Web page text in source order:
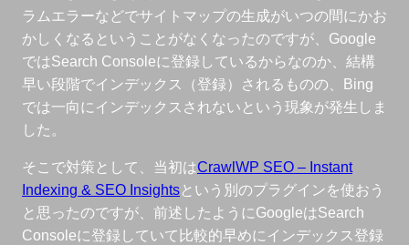
ラムエラーなどでサイトマップの生成がいつの間にかお
かしくなるということがなくなったのですが、Google
ではSearch Consoleに登録しているからなのか、結構
早い段階でインデックス（登録）されるものの、Bing
では一向にインデックスされないという現象が発生しま
した。
そこで対策として、当初はCrawlWP SEO – Instant
Indexing & SEO Insightsという別のプラグインを使おう
と思ったのですが、前述したようにGoogleはSearch
Consoleに登録していて比較的早めにインデックス登録